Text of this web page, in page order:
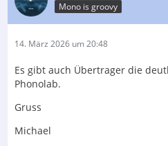
Mono is groovy
14. März 2026 um 20:48
Es gibt auch Übertrager die
Phonolab.
Gruss
Michael